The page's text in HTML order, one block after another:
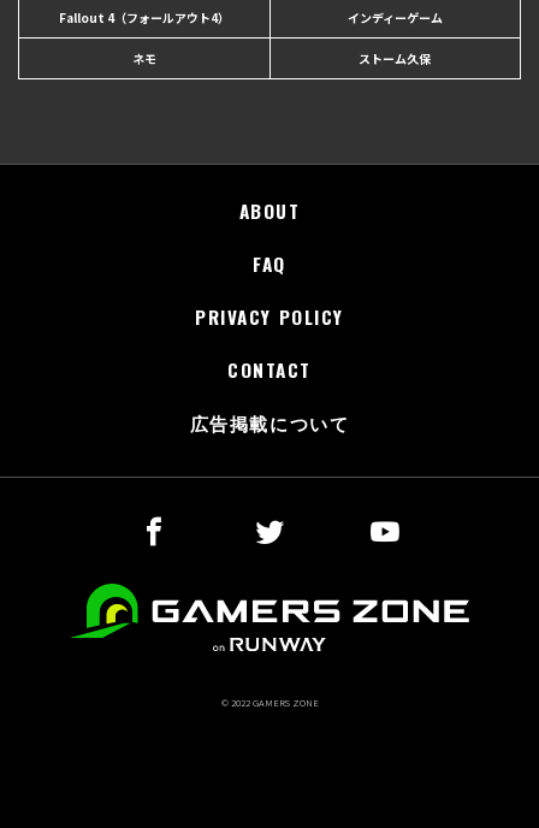
Fallout 4（フォールアウト4） インディーゲーム
ネモ ストーム久保
ABOUT
FAQ
PRIVACY POLICY
CONTACT
広告掲載について
© 2022 GAMERS ZONE